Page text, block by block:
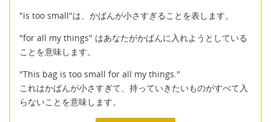
"is too small"は、かばんが小さすぎることを表します。
"for all my things" はあなたがかばんに入れようとしている
ことを意味します。
"This bag is too small for all my things."
これはかばんが小さすぎて、持っていきたいものがすべて入
らないことを意味します。